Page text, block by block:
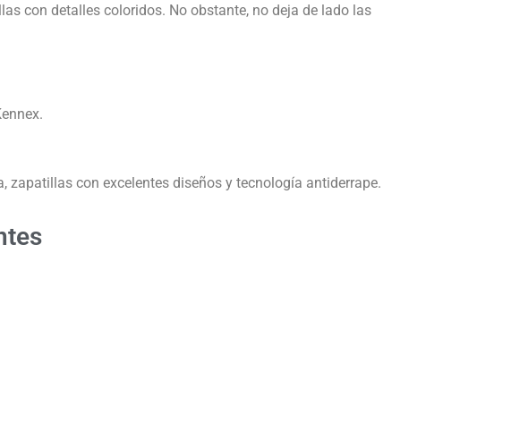
con detalles coloridos. No obstante, no deja de lado las
zapatillas con excelentes diseños y tecnología antiderrape.